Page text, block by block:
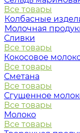
Все товары
Колбасные
Молочная
Сливки
Все товары
Кокосовое
Все товары
Сметана
Все товары
Сгущенное
Все товары
Молоко
Все товары